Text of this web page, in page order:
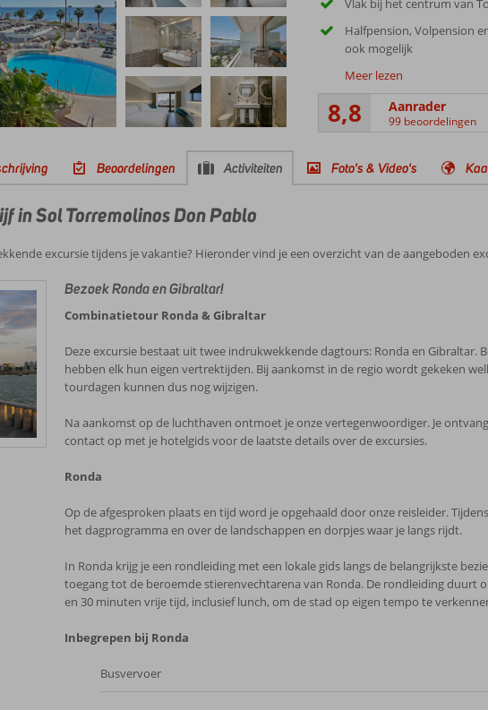
Vlak bij het centrum van
Halfpension, Volpension
ook mogelijk
Meer lezen
8,8 Aanrader
99 beoordelingen
Beoordelingen Activiteiten Foto's & Video's
in Sol Torremolinos Don Pablo
excursie tijdens je vakantie? Hieronder vind je een overzicht van de aangeboden
Bezoek Ronda en Gibraltar!
Combinatietour Ronda & Gibraltar
Deze excursie bestaat uit twee indrukwekkende dagtours: Ronda en Gibraltar.
hebben elk hun eigen vertrektijden. Bij aankomst in de regio wordt gekeken
tourdagen kunnen dus nog wijzigen.
Na aankomst op de luchthaven ontmoet je onze vertegenwoordiger. Je
contact op met je hotelgids voor de laatste details over de excursies.
Ronda
Op de afgesproken plaats en tijd word je opgehaald door onze reisleider.
het dagprogramma en over de landschappen en dorpjes waar je langs rijdt.
In Ronda krijg je een rondleiding met een lokale gids langs de belangrijkste
toegang tot de beroemde stierenvechtarena van Ronda. De rondleiding duurt
en 30 minuten vrije tijd, inclusief lunch, om de stad op eigen tempo te
Inbegrepen bij Ronda
Busvervoer